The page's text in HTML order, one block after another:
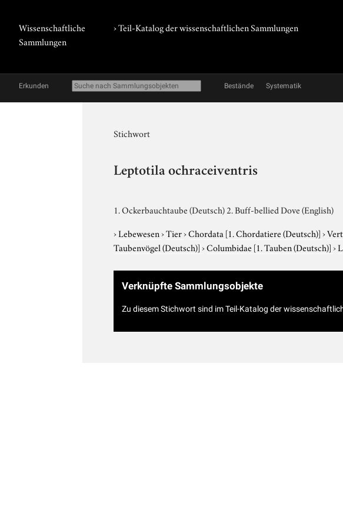
Wissenschaftliche
Sammlungen
› Teil-Katalog der wissenschaftlichen Sammlungen
Erkunden Bestände Systematik
Stichwort
Leptotila ochraceiventris
1. Ockerbauchtaube (Deutsch) 2. Buff-bellied Dove (English)
›Lebewesen›Tier›Chordata [1. Chordatiere (Deutsch)]›
Taubenvögel (Deutsch)]›Columbidae [1. Tauben (Deutsch)]›
Verknüpfte Sammlungsobjekte
Zu diesem Stichwort sind im Teil-Katalog der